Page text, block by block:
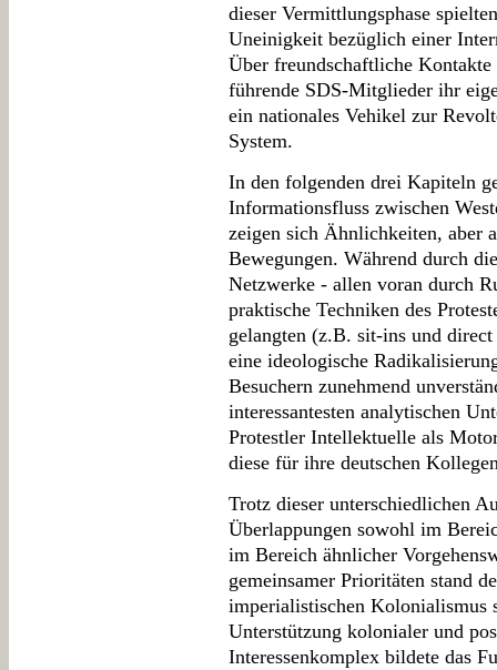
dieser Vermittlungsphase
Uneinigkeit bezüglich einer
Über freundschaftliche
führende SDS-Mitglieder ihr
ein nationales Vehikel zur
System.
In den folgenden drei Kapiteln
Informationsfluss zwischen
zeigen sich Ähnlichkeiten, aber
Bewegungen. Während durch
Netzwerke - allen voran durch
praktische Techniken des
gelangten (z.B. sit-ins und
eine ideologische
Besuchern zunehmend
interessantesten analytischen
Protestler Intellektuelle als
diese für ihre deutschen
Trotz dieser unterschiedlichen
Überlappungen sowohl im
im Bereich ähnlicher
gemeinsamer Prioritäten stand
imperialistischen Kolonialismus
Unterstützung kolonialer und
Interessenkomplex bildete das